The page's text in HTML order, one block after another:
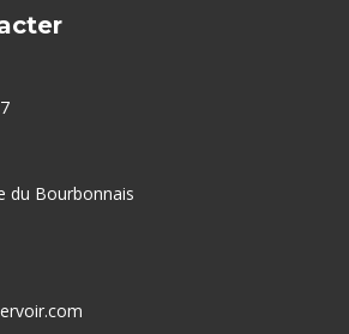
du Bourbonnais